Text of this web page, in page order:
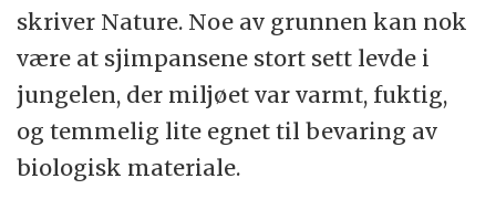
skriver Nature. Noe av grunnen kan nok
være at sjimpansene stort sett levde i
jungelen, der miljøet var varmt, fuktig,
og temmelig lite egnet til bevaring av
biologisk materiale.